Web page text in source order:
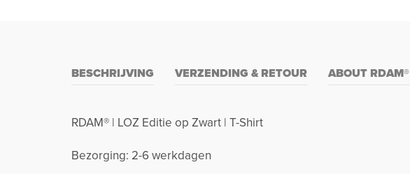
BESCHRIJVING VERZENDING & RETOUR ABOUT RDAM®
RDAM® | LOZ Editie op Zwart | T-Shirt
Bezorging: 2-6 werkdagen